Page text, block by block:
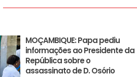
MOÇAMBIQUE: Papa pediu
informações ao Presidente da
República sobre o
assassinato de D. Osório